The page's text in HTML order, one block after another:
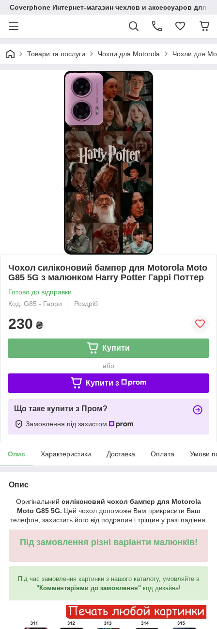
Coverphone Интернет-магазин чехлов и аксессуаров для
Товари та послуги Чохли для Motorola Чохли для
Чохол силіконовий бампер для Motorola Moto
G85 5G з малюнком Harry Potter Гаррі Поттер
Готово до відправки
Код: G85 - Гарри
Роздріб
230 ₴
Купити
або
Купити з
Що таке купити з Пром?
Замовлення під захистом
Опис Характеристики Доставка Оплата Умови
Опис
Оригінальний силіконовий чохол бампер для Motorola
Moto G85 5G. Цей чохол допоможе Вам прикрасити Ваш
телефон, захистить його від подряпин і тріщин у разі падіння.
Під замовлення різні варіанти малюнків!
Під час замовлення картинки з нашого каталогу, умовляйте в
"Комментаріями до замовлення" код дизайна!